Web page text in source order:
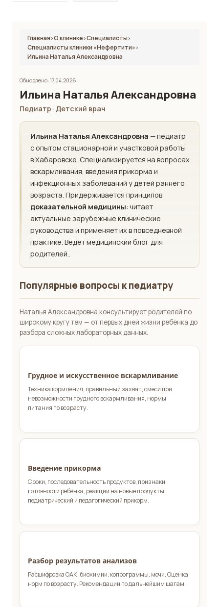
Главная ›О клинике ›Специалисты ›
Специалисты клиники «Нефертити» ›
Ильина Наталья Александровна
Обновлено: 17.04.2026
Ильина Наталья Александровна
Педиатр · Детский врач
Ильина Наталья Александровна — педиатр
с опытом стационарной и участковой работы
в Хабаровске. Специализируется на вопросах
вскармливания, введения прикорма и
инфекционных заболеваний у детей раннего
возраста. Придерживается принципов
доказательной медицины: читает
актуальные зарубежные клинические
руководства и применяет их в повседневной
практике. Ведёт медицинский блог для
родителей..
Популярные вопросы к педиатру
Наталья Александровна консультирует родителей по
широкому кругу тем — от первых дней жизни ребёнка до
разбора сложных лабораторных данных.
Грудное и искусственное вскармливание
Техника кормления, правильный захват, смеси при
невозможности грудного вскармливания, нормы
питания по возрасту.
Введение прикорма
Сроки, последовательность продуктов, признаки
готовности ребёнка, реакции на новые продукты,
педиатрический и педагогический прикорм.
Разбор результатов анализов
Расшифровка ОАК, биохимии, копрограммы, мочи. Оценка
норм по возрасту. Рекомендации по дальнейшим шагам.